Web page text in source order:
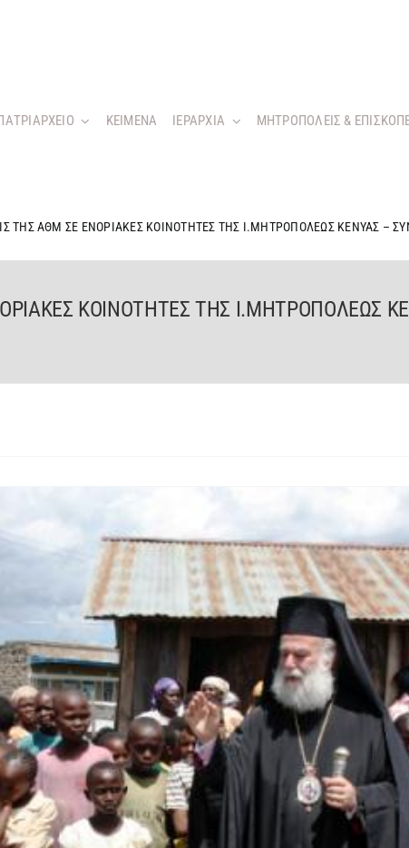
KEIMENA ΙΕΡΑΡΧΙΑ ΜΗΤΡΟΠΟΛΕΙΣ &
ΤΗΣ ΑΘΜ ΣΕ ΕΝΟΡΙΑΚΕΣ ΚΟΙΝΟΤΗΤΕΣ ΤΗΣ Ι.ΜΗΤΡΟΠΟΛΕΩΣ ΚΕΝΥΑΣ –
ΚΟΙΝΟΤΗΤΕΣ ΤΗΣ Ι.ΜΗΤΡΟΠΟΛΕΩΣ